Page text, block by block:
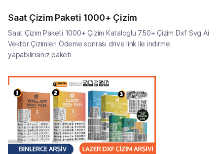
Saat Çizim Paketi 1000+ Çizim
Saat Çizim Paketi 1000+ Çizim Kataloglu 750+ Çizim Dxf Svg Ai
Vektör Çizimleri Ödeme sonrası drive link ile indirme
yapabilirisiniz paketi